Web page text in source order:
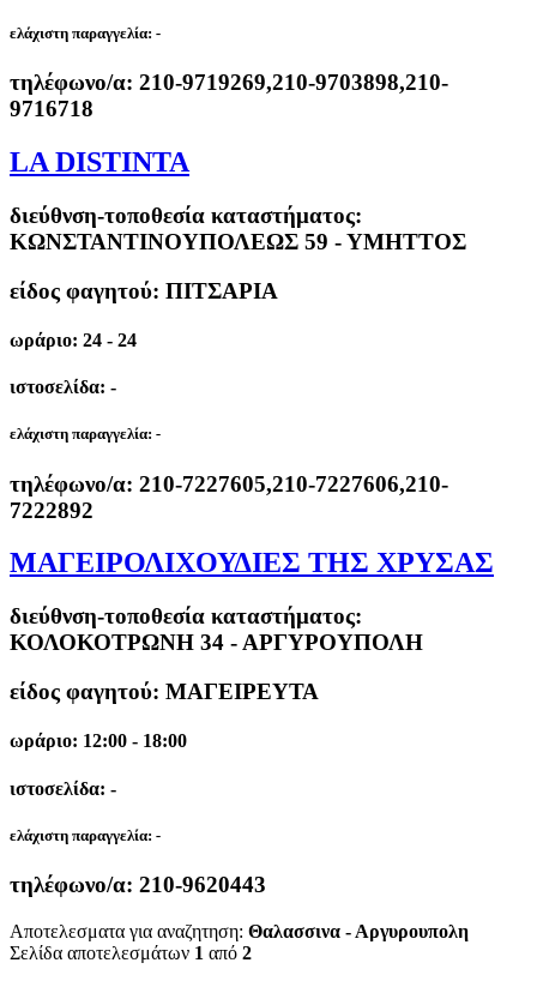
ελάχιστη παραγγελία: -
τηλέφωνο/α: 210-9719269,210-9703898,210-
9716718
LA DISTINTA
διεύθνση-τοποθεσία καταστήματος:
ΚΩΝΣΤΑΝΤΙΝΟΥΠΟΛΕΩΣ 59 - ΥΜΗΤΤΟΣ
είδος φαγητού: ΠΙΤΣΑΡΙΑ
ωράριο: 24 - 24
ιστοσελίδα: -
ελάχιστη παραγγελία: -
τηλέφωνο/α: 210-7227605,210-7227606,210-
7222892
ΜΑΓΕΙΡΟΛΙΧΟΥΔΙΕΣ ΤΗΣ ΧΡΥΣΑΣ
διεύθνση-τοποθεσία καταστήματος:
ΚΟΛΟΚΟΤΡΩΝΗ 34 - ΑΡΓΥΡΟΥΠΟΛΗ
είδος φαγητού: ΜΑΓΕΙΡΕΥΤΑ
ωράριο: 12:00 - 18:00
ιστοσελίδα: -
ελάχιστη παραγγελία: -
τηλέφωνο/α: 210-9620443
Αποτελεσματα για αναζητηση: Θαλασσινα - Αργυρουπολη
Σελίδα αποτελεσμάτων 1 από 2